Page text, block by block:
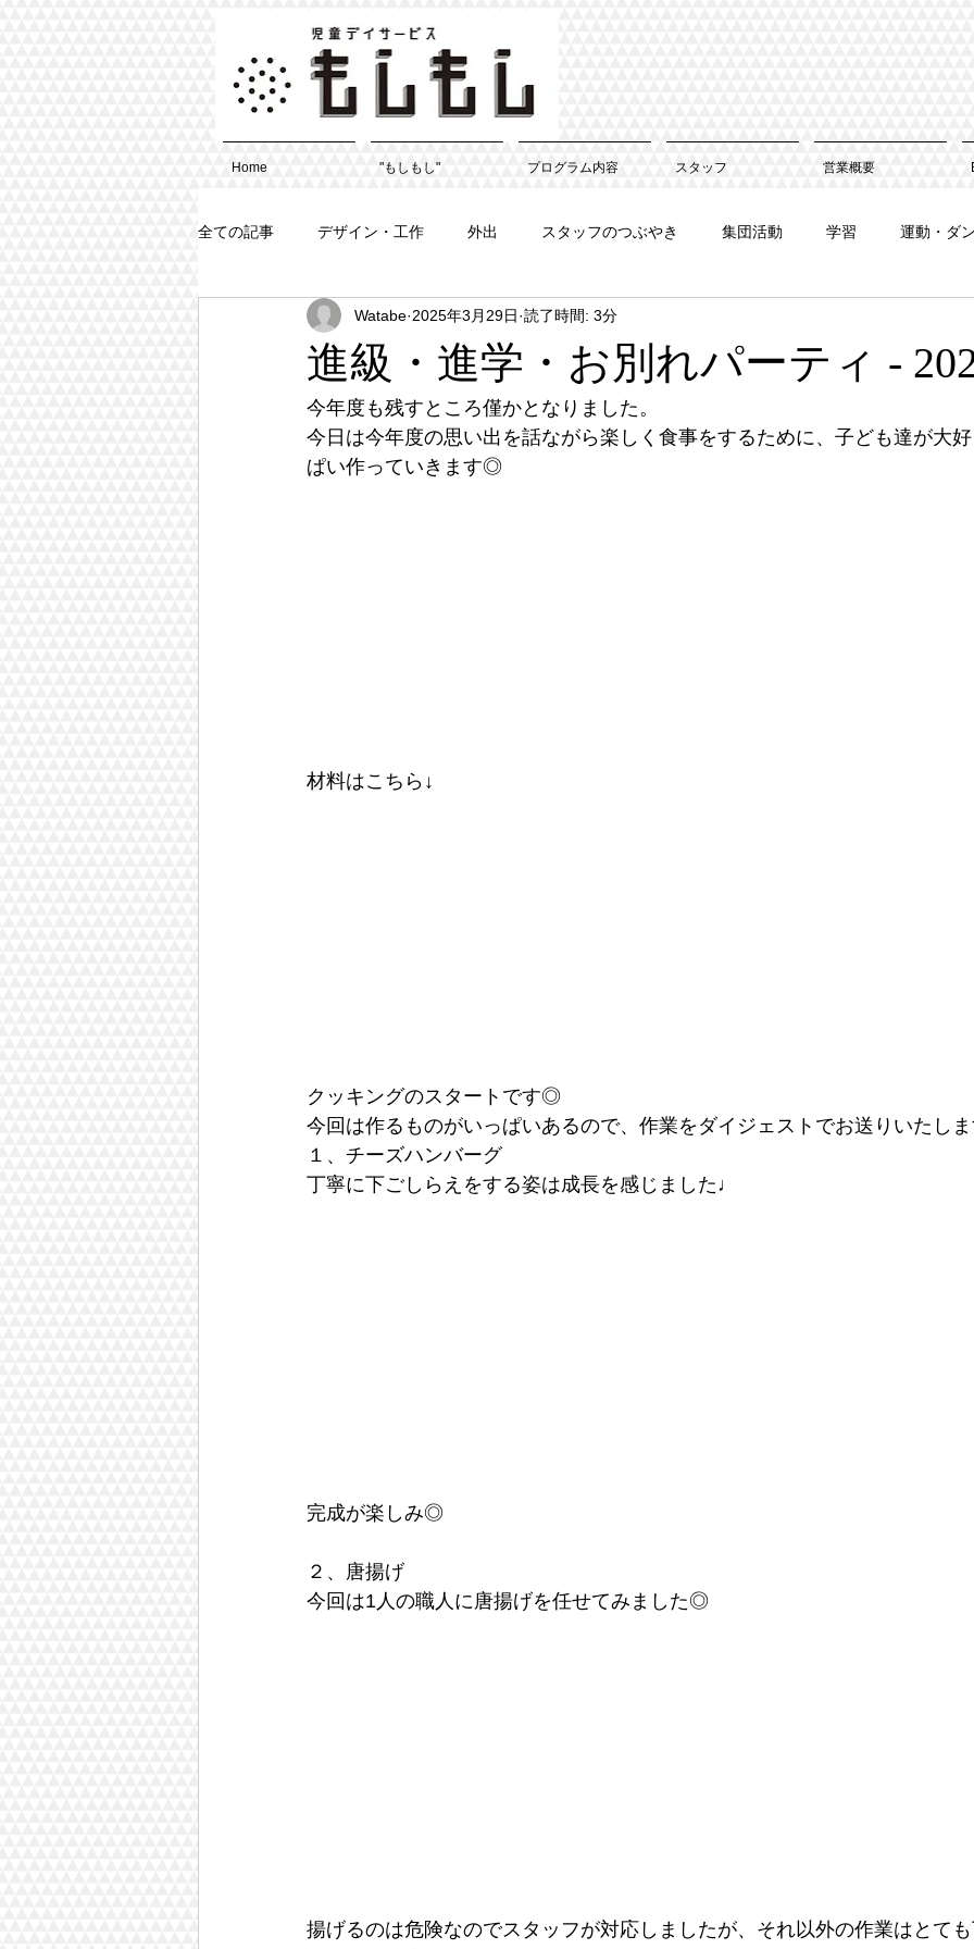
Home "もしもし" プログラム内容 スタッフ 営業概要
全ての記事 デザイン・工作 外出 スタッフのつぶやき 集団活動 学習 運動・ダ
進級・進学・お別れパーティ -
Watabe 2025年3月29日 読了時間: 3分
今年度も残すところ僅かとなりました。
今日は今年度の思い出を話ながら楽しく食事をするために、子ども達が大
ぱい作っていきます◎
材料はこちら↓
クッキングのスタートです◎
今回は作るものがいっぱいあるので、作業をダイジェストでお送りいたし
１、チーズハンバーグ
丁寧に下ごしらえをする姿は成長を感じました♩
完成が楽しみ◎
２、唐揚げ
今回は1人の職人に唐揚げを任せてみました◎
揚げるのは危険なのでスタッフが対応しましたが、それ以外の作業はとて